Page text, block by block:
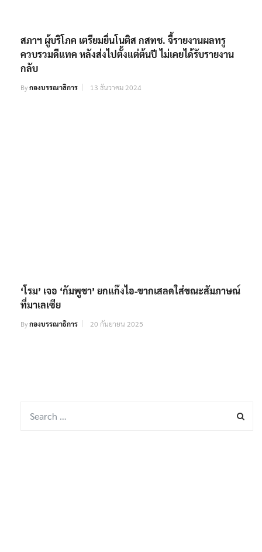
สภาฯ ผู้บริโภค เตรียมยื่นโนติส กสทช. จี้รายงานผลทรู
ควบรวมดีแทค หลังส่งไปตั้งแต่ต้นปี ไม่เคยได้รับรายงาน
กลับ
Byกองบรรณาธิการ 13 ธันวาคม 2024
‘โรม’ เจอ ‘กัมพูชา’ ยกแก๊งไอ-ขากเสลดใส่ขณะสัมภาษณ์
ที่มาเลเซีย
Byกองบรรณาธิการ 20 กันยายน 2025